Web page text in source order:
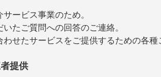
ービス事業のため。
いたご質問への回答のご連絡。
わせたサービスをご提供するための各種
提供